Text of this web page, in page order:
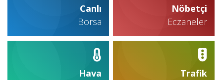
Canlı
Borsa
Nöbetçi
Eczaneler
Hava
Trafik